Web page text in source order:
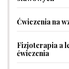
Ćwiczenia na
Fizjoterapia a
ćwiczenia